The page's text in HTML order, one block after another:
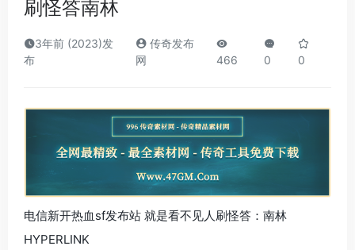
刷怪答南林
3年前 (2023)发
布
传奇发布
网
466 0 0
电信新开热血sf发布站 就是看不见人刷怪答：南林
HYPERLINK